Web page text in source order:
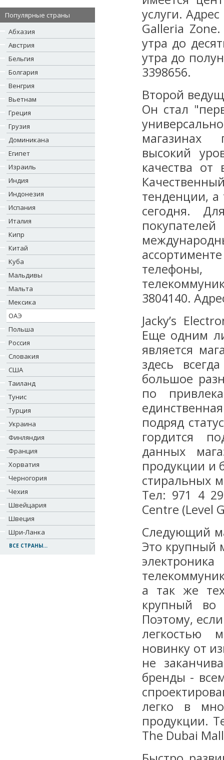
Популярные страны
Абхазия
Австрия
Бельгия
Болгария
Венгрия
Вьетнам
Греция
Грузия
Доминикана
Египет
Израиль
Индия
Индонезия
Испания
Италия
Кипр
Китай
Куба
Мальдивы
Мальта
Мексика
ОАЭ
Польша
Россия
Словакия
США
Таиланд
Тунис
Турция
Украина
Финляндия
Франция
Хорватия
Черногория
Чехия
Швейцария
Швеция
Шри-Ланка
ВСЕ СТРАНЫ...
услуги.
Galleria
утра до
утра до
3398656.
Второй
Он стал
магазинах
высокий
качества от
тенденции,
сегодня.
3804140.
Jacky’s
Еще одним
является
здесь
большое
по
подряд
гордится
данных
продукции и
стиральных
Тел: 971 4
Centre (Level
Следующий
Это крупный
а так же
крупный во
Поэтому,
легкостью
новинку от
не
бренды -
легко в
продукции.
The Dubai